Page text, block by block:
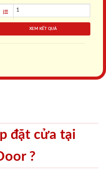
XEM KẾT QUẢ
đặt cửa tại
?